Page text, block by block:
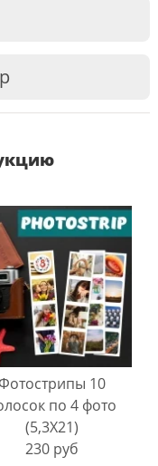
10
по 4 фото
(5,3Х21)
230 руб